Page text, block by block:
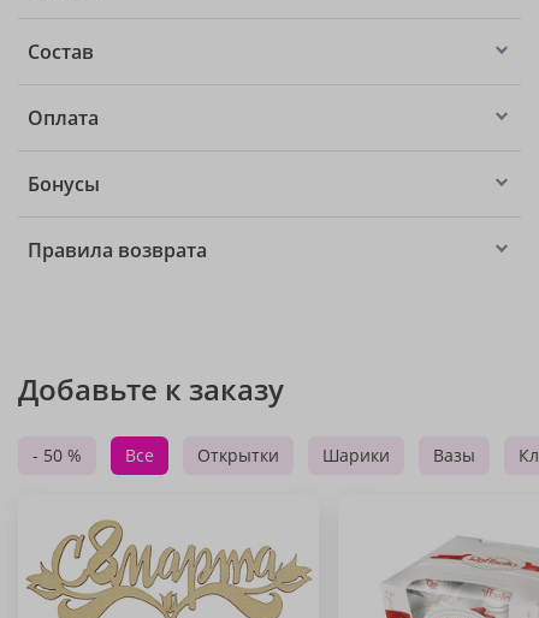
Состав
Оплата
Бонусы
Правила возврата
Добавьте к заказу
- 50 % Все Открытки Шарики Вазы